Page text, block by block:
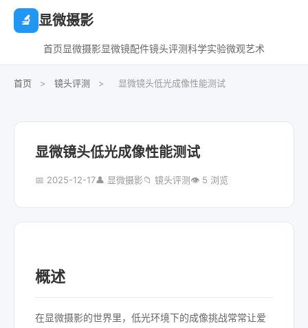
🔬 显微摄影
首页显微摄影显微镜配件镜头评测科学实验微观艺术
首页 > 镜头评测 > 显微镜头低光成像性能测试
显微镜头低光成像性能测试
📅 2025-12-17👤 显微摄影📁 镜头评测👁 5 浏览
概述
在显微摄影的世界里，低光环境下的成像挑战常常让爱